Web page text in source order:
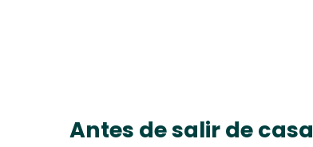
Antes de salir de casa